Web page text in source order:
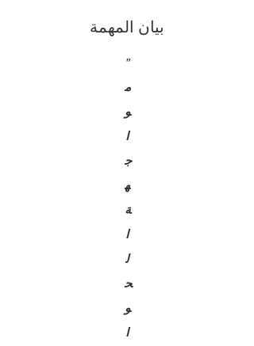
بيان المهمة
"
م
و
ا
ج
ه
ة
ا
ل
ح
و
ا